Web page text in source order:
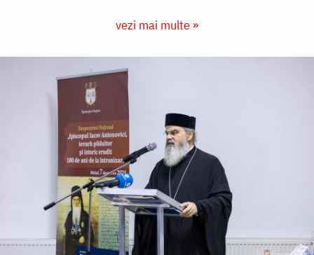
vezi mai multe »